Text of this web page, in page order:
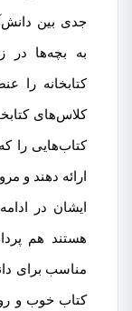
جدی بین
به بچه‌ها در
کتابخانه را
کلاس‌های
کتاب‌هایی را
ارائه دهند و
ایشان در
هستند هم
مناسب برای
کتاب خوب و